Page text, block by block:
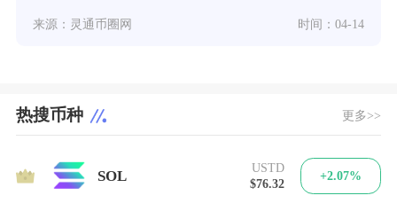
来源：灵通币圈网 时间：04-14
热搜币种 更多>>
1 SOL
USTD
$76.32
+2.07%